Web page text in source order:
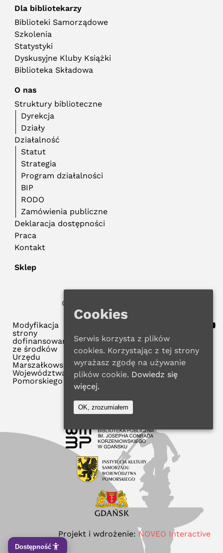
Dla bibliotekarzy
Biblioteki Samorządowe
Szkolenia
Statystyki
Dyskusyjne Kluby Książki
Biblioteka Składowa
O nas
Struktury biblioteczne
Dyrekcja
Działy
Działalność
Statut
Strategia
Program działalności
BIP
RODO
Zamówienia publiczne
Deklaracja dostępności
Praca
Kontakt
Sklep
© 2024 WMBP w Gdańsku
Polityka Prywatności
Modyfikacja
strony
dofinansowana
ze środków
Urzędu
Marszałkowskiego
Województwa
Pomorskiego
Projekt i wdrożenie: NOVEO Interactive
Dostępność
Cookies
Serwis korzysta z plików
cookies. Korzystając z tej strony
wyrażasz zgodę na używanie
plików cookie. Dowiedz się
więcej.
OK, zrozumiałem